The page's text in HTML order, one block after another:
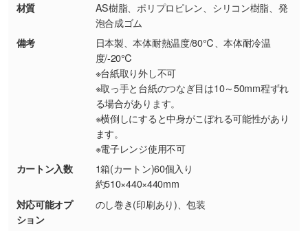
シンプルな背景のデータや、使いたいキャラク
ター部分の輪郭がはっきりしているデータは切
り抜き処理が可能です。→詳しく見る
・持っているデータの背景が足りない／塗り足
しの作り方が分からない
印刷したいデータが印刷範囲よりも小さい場
合、シンプルな色・柄の背景であれば拡張が可
詳しく見る
・デザインにQRコードを入れたい／QRコード
を生成してほしい
URLをご指定いただければ、QRコードを生成
材質
AS樹脂、ポリプロピレン、シリコン樹脂、発
泡合成ゴム
備考
日本製、本体耐熱温度/80℃、本体耐冷温
度/-20℃
※台紙取り外し不可
※取っ手と台紙のつなぎ目は10～50mm程ずれ
る場合があります。
※横倒しにすると中身がこぼれる可能性があり
ます。
※電子レンジ使用不可
カートン入数
1箱(カートン)60個入り
約510×440×440mm
対応可能オプ
ション
のし巻き(印刷あり)、包装